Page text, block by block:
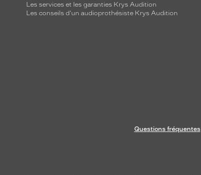
Les services et les garanties Krys Audition
Les conseils d'un audioprothésiste Krys Audition
Questions fréquentes